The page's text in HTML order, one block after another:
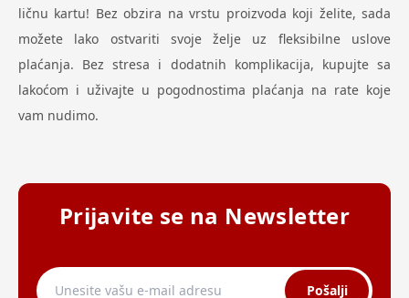
ličnu kartu! Bez obzira na vrstu proizvoda koji želite, sada
možete lako ostvariti svoje želje uz fleksibilne uslove
plaćanja. Bez stresa i dodatnih komplikacija, kupujte sa
lakoćom i uživajte u pogodnostima plaćanja na rate koje
vam nudimo.
Prijavite se na Newsletter
Pošalji